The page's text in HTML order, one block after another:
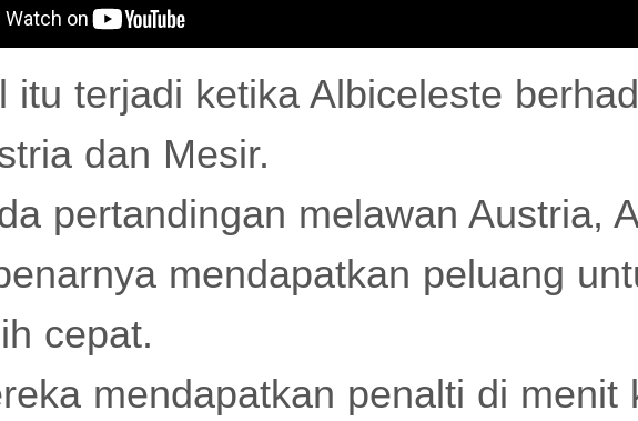
itu terjadi ketika Albiceleste
dan Mesir.
pertandingan melawan Austria,
mendapatkan peluang
cepat.
mendapatkan penalti di menit